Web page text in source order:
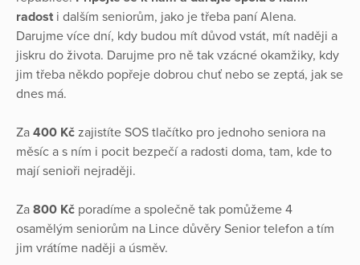
radost i dalším seniorům, jako je třeba paní Alena.
Darujme více dní, kdy budou mít důvod vstát, mít naději a
jiskru do života. Darujme pro ně tak vzácné okamžiky, kdy
jim třeba někdo popřeje dobrou chuť nebo se zeptá, jak se
dnes má.
Za 400 Kč zajistíte SOS tlačítko pro jednoho seniora na
měsíc a s ním i pocit bezpečí a radosti doma, tam, kde to
mají senioři nejraději.
Za 800 Kč poradíme a společně tak pomůžeme 4
osamělým seniorům na Lince důvěry Senior telefon a tím
jim vrátíme naději a úsměv.